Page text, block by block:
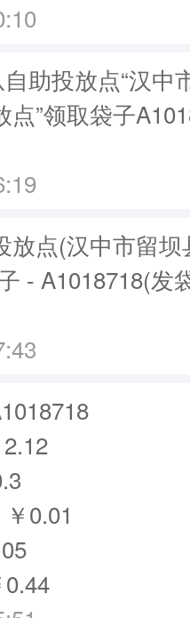
助投放点“汉中
”领取袋子
放点(汉中市留
- A1018718(发
0.01